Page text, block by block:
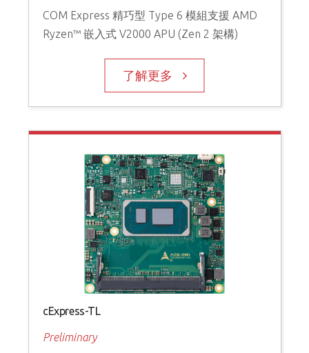
COM Express 精巧型 Type 6 模組支援 AMD
Ryzen™ 嵌入式 V2000 APU (Zen 2 架構)
了解更多
cExpress-TL
Preliminary